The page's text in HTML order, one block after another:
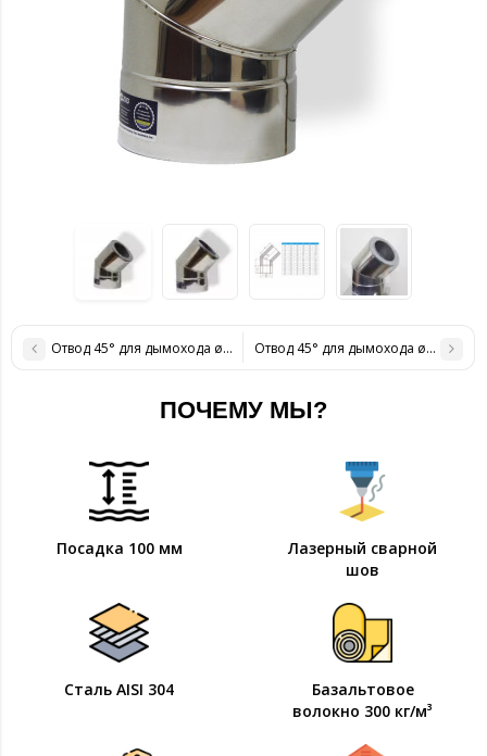
Отвод 45° для дымохода ø 180/250 н/н 0,6 ммОтвод 45° для дымохода ø 220/280
ПОЧЕМУ МЫ?
Посадка 100 мм
Лазерный сварной
шов
Сталь AISI 304
Базальтовое
волокно 300 кг/м³